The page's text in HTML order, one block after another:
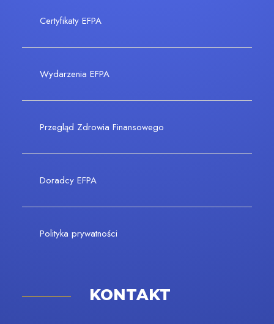
Certyfikaty EFPA
Wydarzenia EFPA
Przegląd Zdrowia Finansowego
Doradcy EFPA
Polityka prywatności
KONTAKT